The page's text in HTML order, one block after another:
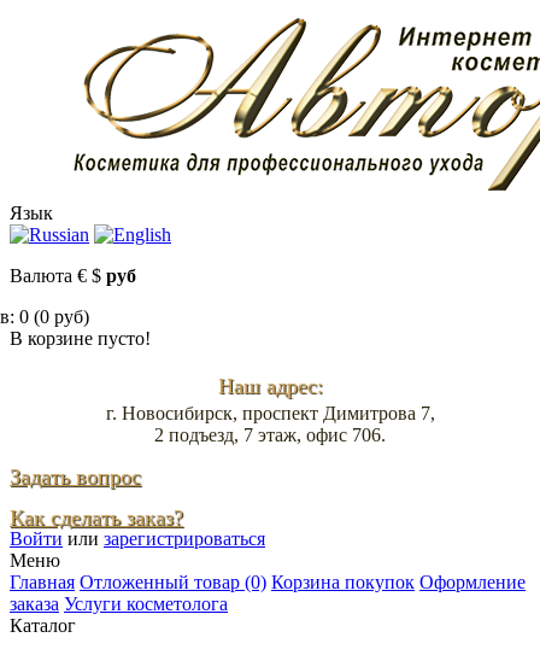
Язык
Валюта € $ руб
0 (0 руб)
В корзине пусто!
Наш адрес:
г. Новосибирск, проспект Димитрова 7,
2 подъезд, 7 этаж, офис 706.
Задать вопрос
Как сделать заказ?
Войти или зарегистрироваться
Меню
Главная Отложенный товар (0) Корзина покупок Оформление
заказа Услуги косметолога
Каталог